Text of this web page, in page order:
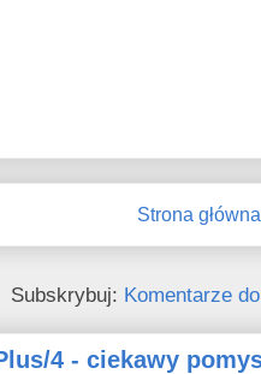
Strona główna
Subskrybuj: Komentarze
4 - ciekawy